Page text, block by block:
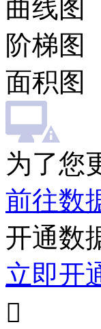
曲线图
阶梯图
面积图
为了您
前往数
开通数
立即开
